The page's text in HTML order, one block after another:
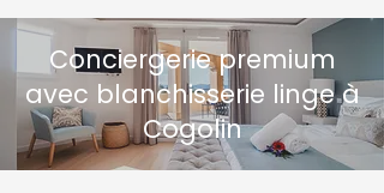
Conciergerie premium
avec blanchisserie linge à
Cogolin